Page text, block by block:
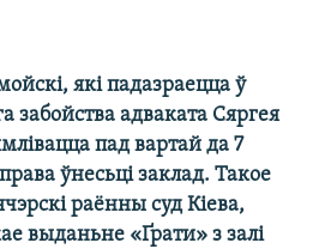
які падазраецца ў
забойства адваката Сяргея
пад вартай да 7
ўнесьці заклад. Такое
раённы суд Кіева,
выданьне «Ґрати» з залі